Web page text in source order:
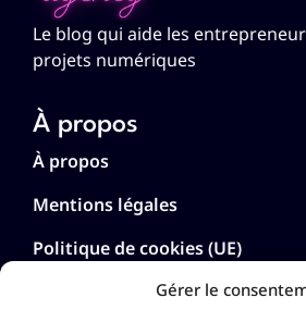
Gérer le
Le blog qui aide les
projets numériques
À propos
À propos
Mentions légales
Politique de cookies (UE)
Politique de confidentialité